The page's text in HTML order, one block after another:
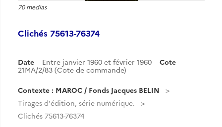
70 medias
Clichés 75613-76374
Date Entre janvier 1960 et février 1960
Cote
21MA/2/83 (Cote de commande)
Contexte : MAROC / Fonds Jacques BELIN
Tirages d'édition, série numérique.
Clichés 75613-76374